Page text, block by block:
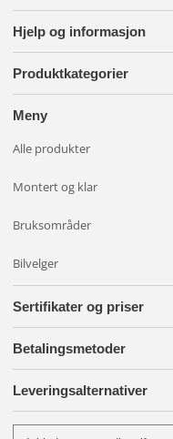
Hjelp og informasjon
Produktkategorier
Meny
Alle produkter
Montert og klar
Bruksområder
Bilvelger
Sertifikater og priser
Betalingsmetoder
Leveringsalternativer